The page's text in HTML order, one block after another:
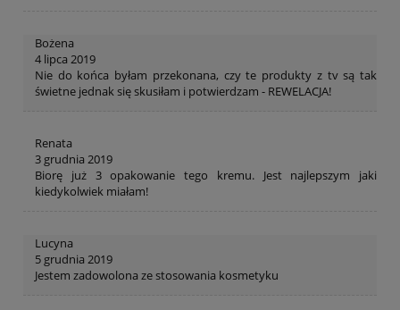
Bożena
4 lipca 2019
Nie do końca byłam przekonana, czy te produkty z tv są tak
świetne jednak się skusiłam i potwierdzam - REWELACJA!
Renata
3 grudnia 2019
Biorę już 3 opakowanie tego kremu. Jest najlepszym jaki
kiedykolwiek miałam!
Lucyna
5 grudnia 2019
Jestem zadowolona ze stosowania kosmetyku